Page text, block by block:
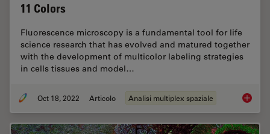
11 Colors
Fluorescence microscopy is a fundamental tool for life
science research that has evolved and matured together
with the development of multicolor labeling strategies
in cells tissues and model…
Oct 18, 2022 Articolo Analisi multiplex spaziale